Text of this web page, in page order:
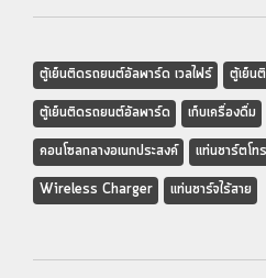
ตู้เย็นติดรถยนต์อัลพาร์ด เวลไฟร์
ตู้เย็น
ตู้เย็นติดรถยนต์อัลพาร์ด
เก็บเครื่องดื่ม
คอนโซลกลางอเนกประสงค์
แท่นชาร์ตโท
Wireless Charger
แท่นชาร์จไร้สาย